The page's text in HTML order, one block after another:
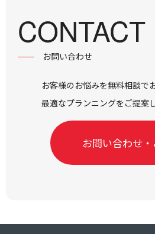
CONTACT
お問い合わせ
お客様のお悩みを無料相談で
最適なプランニングをご提案し
お問い合わせ